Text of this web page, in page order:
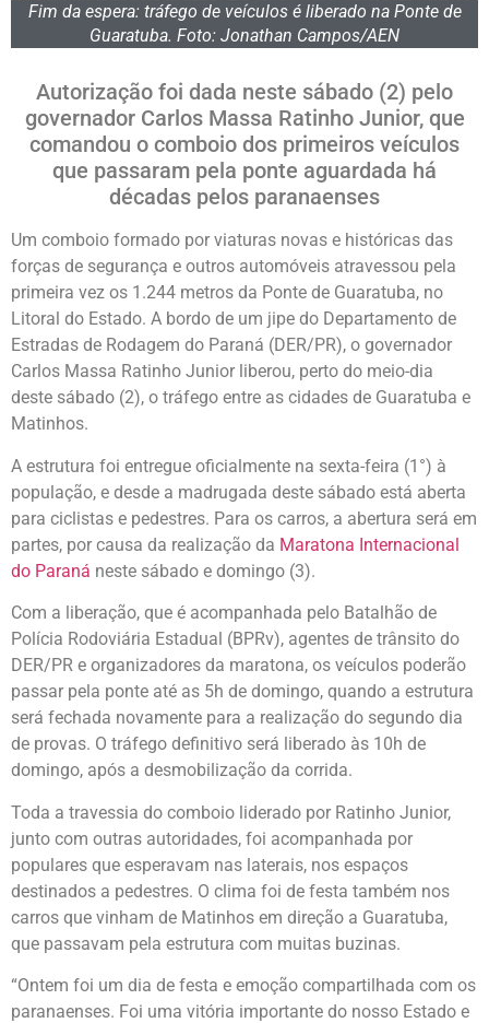
Fim da espera: tráfego de veículos é liberado na Ponte de
Guaratuba. Foto: Jonathan Campos/AEN
Autorização foi dada neste sábado (2) pelo
governador Carlos Massa Ratinho Junior, que
comandou o comboio dos primeiros veículos
que passaram pela ponte aguardada há
décadas pelos paranaenses
Um comboio formado por viaturas novas e históricas das
forças de segurança e outros automóveis atravessou pela
primeira vez os 1.244 metros da Ponte de Guaratuba, no
Litoral do Estado. A bordo de um jipe do Departamento de
Estradas de Rodagem do Paraná (DER/PR), o governador
Carlos Massa Ratinho Junior liberou, perto do meio-dia
deste sábado (2), o tráfego entre as cidades de Guaratuba e
Matinhos.
A estrutura foi entregue oficialmente na sexta-feira (1°) à
população, e desde a madrugada deste sábado está aberta
para ciclistas e pedestres. Para os carros, a abertura será em
partes, por causa da realização da Maratona Internacional
do Paraná neste sábado e domingo (3).
Com a liberação, que é acompanhada pelo Batalhão de
Polícia Rodoviária Estadual (BPRv), agentes de trânsito do
DER/PR e organizadores da maratona, os veículos poderão
passar pela ponte até as 5h de domingo, quando a estrutura
será fechada novamente para a realização do segundo dia
de provas. O tráfego definitivo será liberado às 10h de
domingo, após a desmobilização da corrida.
Toda a travessia do comboio liderado por Ratinho Junior,
junto com outras autoridades, foi acompanhada por
populares que esperavam nas laterais, nos espaços
destinados a pedestres. O clima foi de festa também nos
carros que vinham de Matinhos em direção a Guaratuba,
que passavam pela estrutura com muitas buzinas.
“Ontem foi um dia de festa e emoção compartilhada com os
paranaenses. Foi uma vitória importante do nosso Estado e